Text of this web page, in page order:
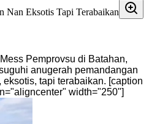
Pemprovsu di Batahan,
anugerah pemandangan
tapi terabaikan. [caption
width="250"]